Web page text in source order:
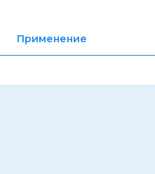
Применение